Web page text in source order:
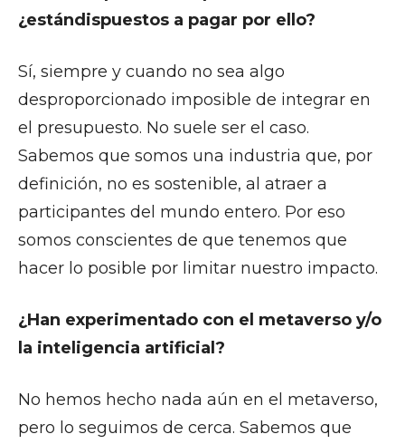
¿estándispuestos a pagar por ello?
Sí, siempre y cuando no sea algo
desproporcionado imposible de integrar en
el presupuesto. No suele ser el caso.
Sabemos que somos una industria que, por
definición, no es sostenible, al atraer a
participantes del mundo entero. Por eso
somos conscientes de que tenemos que
hacer lo posible por limitar nuestro impacto.
¿Han experimentado con el metaverso y/o
la inteligencia artificial?
No hemos hecho nada aún en el metaverso,
pero lo seguimos de cerca. Sabemos que